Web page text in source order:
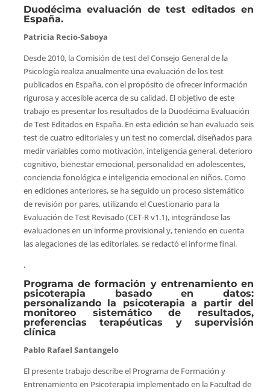
Duodécima evaluación de test editados en
España.
Patricia Recio-Saboya
Desde 2010, la Comisión de test del Consejo General de la
Psicología realiza anualmente una evaluación de los test
publicados en España, con el propósito de ofrecer información
rigurosa y accesible acerca de su calidad. El objetivo de este
trabajo es presentar los resultados de la Duodécima Evaluación
de Test Editados en España. En esta edición se han evaluado seis
test de cuatro editoriales y un test no comercial, diseñados para
medir variables como motivación, inteligencia general, deterioro
cognitivo, bienestar emocional, personalidad en adolescentes,
conciencia fonológica e inteligencia emocional en niños. Como
en ediciones anteriores, se ha seguido un proceso sistemático
de revisión por pares, utilizando el Cuestionario para la
Evaluación de Test Revisado (CET-R v1.1), integrándose las
evaluaciones en un informe provisional y, teniendo en cuenta
las alegaciones de las editoriales, se redactó el informe final.
.
Programa de formación y entrenamiento en
psicoterapia basado en datos:
personalizando la psicoterapia a partir del
monitoreo sistemático de resultados,
preferencias terapéuticas y supervisión
clínica
Pablo Rafael Santangelo
El presente trabajo describe el Programa de Formación y
Entrenamiento en Psicoterapia implementado en la Facultad de